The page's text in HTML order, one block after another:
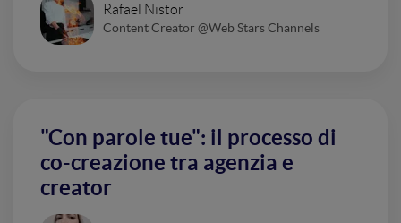
Rafael Nistor
Content Creator @Web Stars Channels
"Con parole tue": il processo di
co-creazione tra agenzia e
creator